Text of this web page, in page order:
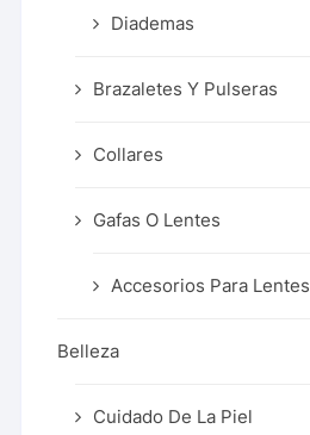
Diademas
Brazaletes Y Pulseras
Collares
Gafas O Lentes
Accesorios Para Lentes
Belleza
Cuidado De La Piel